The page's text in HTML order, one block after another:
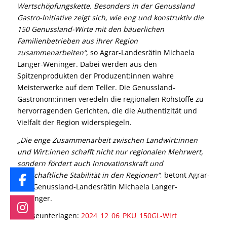
Wertschöpfungskette. Besonders in der Genussland
Gastro-Initiative zeigt sich, wie eng und konstruktiv die
150 Genussland-Wirte mit den bäuerlichen
Familienbetrieben aus ihrer Region
zusammenarbeiten“, so Agrar-Landesrätin Michaela
Langer-Weninger. Dabei werden aus den
Spitzenprodukten der Produzent:innen wahre
Meisterwerke auf dem Teller. Die Genussland-
Gastronom:innen veredeln die regionalen Rohstoffe zu
hervorragenden Gerichten, die die Authentizität und
Vielfalt der Region widerspiegeln.
„Die enge Zusammenarbeit zwischen Landwirt:innen
und Wirt:innen schafft nicht nur regionalen Mehrwert,
sondern fördert auch Innovationskraft und
wirtschaftliche Stabilität in den Regionen“, betont Agrar-
und Genussland-Landesrätin Michaela Langer-
Weninger.
Presseunterlagen: 2024_12_06_PKU_150GL-Wirt